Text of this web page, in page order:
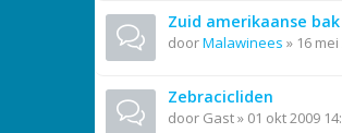
Zuid amerikaanse bak
doorMalawinees » 16
Zebracicliden
door Gast» 01 okt 2009